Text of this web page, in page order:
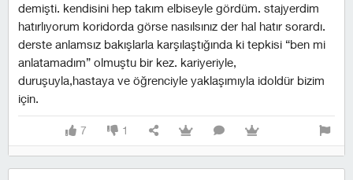
demişti. kendisini hep takım elbiseyle gördüm. stajyerdim
hatırlıyorum koridorda görse nasılsınız der hal hatır sorardı.
derste anlamsız bakışlarla karşılaştığında ki tepkisi “ben mi
anlatamadım” olmuştu bir kez. kariyeriyle,
duruşuyla,hastaya ve öğrenciyle yaklaşımıyla idoldür bizim
için.
7 1